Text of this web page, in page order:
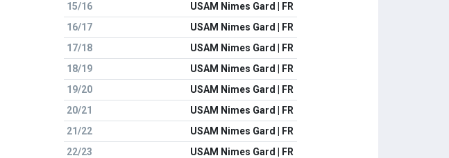
15/16
USAM Nimes Gard | FR
16/17
USAM Nimes Gard | FR
17/18
USAM Nimes Gard | FR
18/19
USAM Nimes Gard | FR
19/20
USAM Nimes Gard | FR
20/21
USAM Nimes Gard | FR
21/22
USAM Nimes Gard | FR
22/23
USAM Nimes Gard | FR